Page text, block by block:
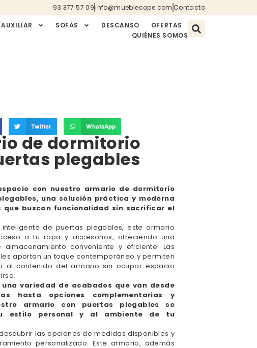
93 377 57 09info@mueblecope.com Contacto
AUXILIAR SOFÁS DESCANSO
OFERTAS
QUIÉNES SOMOS
Twitter WhatsApp
de dormitorio
plegables
con nuestro armario de dormitorio
una solución práctica y moderna
que buscan funcionalidad sin sacrificar el
de puertas plegables, este armario
a tu ropa y accesorios, ofreciendo una
almacenamiento conveniente y eficiente. Las
aportan un toque contemporáneo y permiten
al contenido del armario sin ocupar espacio
una variedad de acabados que van desde
hasta opciones complementarias y
armario con puertas plegables se
estilo personal y al ambiente de tu
las opciones de medidas disponibles y
personalizado. Este armario, además